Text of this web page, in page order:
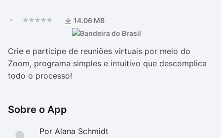
- 14.06 MB
Crie e participe de reuniões virtuais por meio do
Zoom, programa simples e intuitivo que descomplica
todo o processo!
Sobre o App
Por Alana Schmidt